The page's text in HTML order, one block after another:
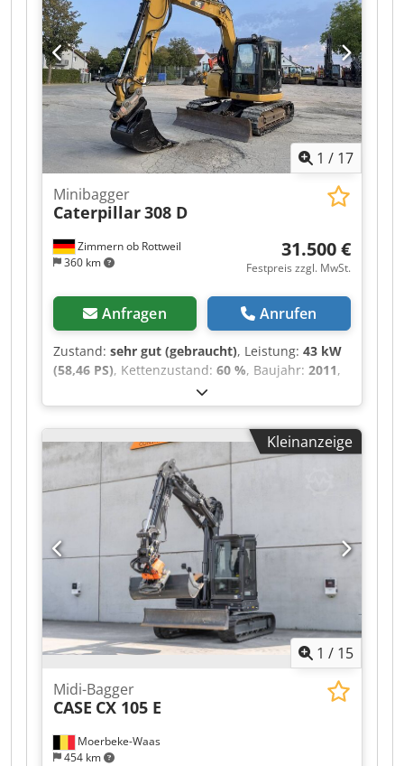
gern sende ich Ihnen ein Video per Whats App *
whats App: Dkedpfx Ahjzr Ar Deisr * Kontakt
polski, ????? ?????: * Verkauf nur an
Gewerbetreibende ohne Gewährleistung, alle
Angaben ohne Gewähr, Zwischenverkauf
vorbehalten
1 / 17
Zimmern ob Rottweil
360 km
Minibagger
Caterpillar308 D
31.500 €
Festpreis zzgl. MwSt.
Anfragen Anrufen
Zustand: sehr gut (gebraucht), Leistung: 43 kW
(58,46 PS), Kettenzustand: 60 %, Baujahr: 2011,
8.204 h, Ausstattung:
Gummiketten, Klimaanlage, CATERPILLAR 308D
Baujahr 2011 Betriebsstunden: 8.204 Std.
Geschlossene Kabine Klimaanlage Radio
Monoausleger Stiellänge: 2,20 m. Hammer-,
Greifer-, Scheren- Verrohrung Schnellwechsler
OQ45 1x Löffel – 750mm breit Laufwerk ca. 60%
erhalten Dksdpezrt Amsfx Ahier Bodenplatten
450 mm breit Schildabstützung Mitsubishi Motor
mit 43 kW CE Einsatzgewicht: 8,5 to.
Kleinanzeige
1 / 15
Moerbeke-Waas
454 km
Midi-Bagger
CASE CX 105 E